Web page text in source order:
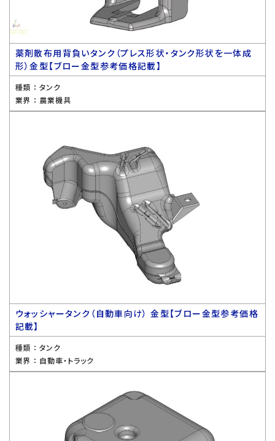
薬剤散布用背負いタンク（プレス形状・タンク形状を一体成
形）金型【ブロー金型参考価格記載】
種類 ： タンク
業界 ： 農業機具
ウォッシャータンク（自動車向け） 金型【ブロー金型参考価格
記載】
種類 ： タンク
業界 ： 自動車・トラック